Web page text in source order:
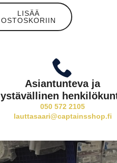
LISÄÄ
OSTOSKORIIN
Asiantunteva ja
ystävällinen
050 572 2105
lauttasaari@captainsshop.fi